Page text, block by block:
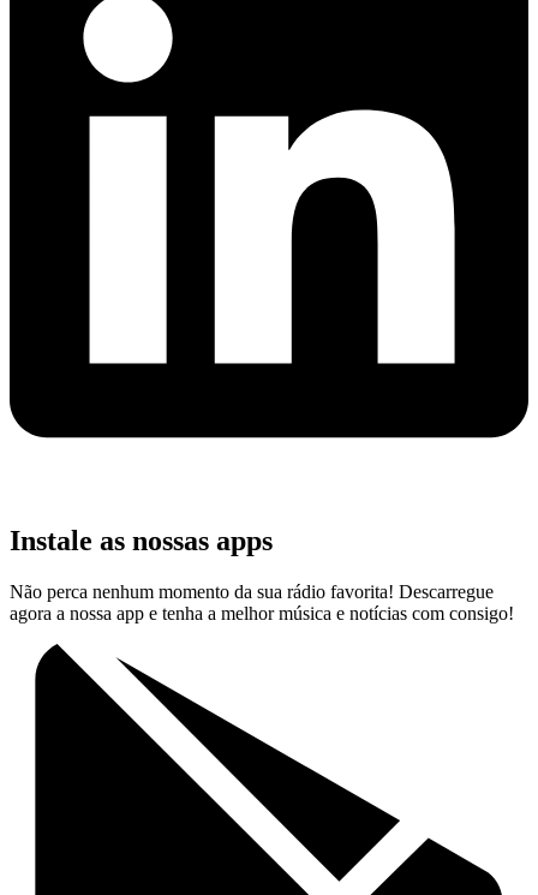
Instale as nossas apps
Não perca nenhum momento da sua rádio favorita! Descarregue
agora a nossa app e tenha a melhor música e notícias com consigo!